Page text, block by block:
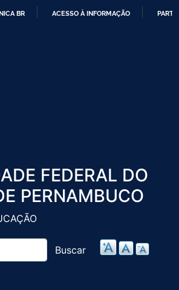
Pular
BR ACESSO À INFORMAÇÃO
FEDERAL DO
PERNAMBUCO
Buscar